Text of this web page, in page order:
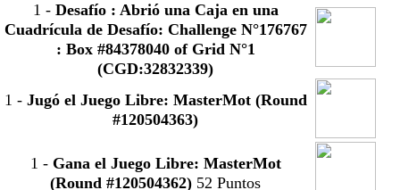
1 - Desafío : Abrió una Caja en una
Cuadrícula de Desafío: Challenge N°176767
: Box #84378040 of Grid N°1
(CGD:32832339)
1 - Jugó el Juego Libre: MasterMot (Round
#120504363)
1 - Gana el Juego Libre: MasterMot
(Round #120504362) 52 Puntos